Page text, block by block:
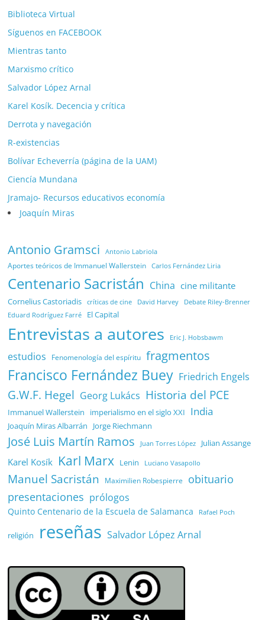
Biblioteca Virtual
Síguenos en FACEBOOK
Mientras tanto
Marxismo crítico
Salvador López Arnal
Karel Kosík. Decencia y crítica
Derrota y navegación
R-existencias
Bolívar Echeverría (página de la UAM)
Ciencía Mundana
Jramajo- Recursos educativos economía
Joaquín Miras
Antonio Gramsci Antonio Labriola
Aportes teóricos de Immanuel Wallerstein Carlos Fernández Liria
Centenario Sacristán China cine militante
Cornelius Castoriadis críticas de cine David Harvey Debate Riley-Brenner
Eduard Rodríguez Farré El Capital
Entrevistas a autores Eric J. Hobsbawm
estudios Fenomenología del espíritu fragmentos
Francisco Fernández Buey Friedrich Engels
G.W.F. Hegel Georg Lukács Historia del PCE
Immanuel Wallerstein imperialismo en el siglo XXI India
Joaquín Miras Albarrán Jorge Riechmann
José Luis Martín Ramos Juan Torres López Julian Assange
Karel Kosík Karl Marx Lenin Luciano Vasapollo
Manuel Sacristán Maximilien Robespierre
obituario
presentaciones prólogos
Quinto Centenario de la Escuela de Salamanca Rafael Poch
religión reseñas Salvador López Arnal